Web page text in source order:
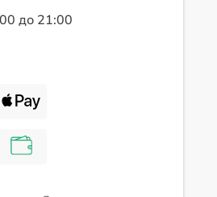
до 21:00